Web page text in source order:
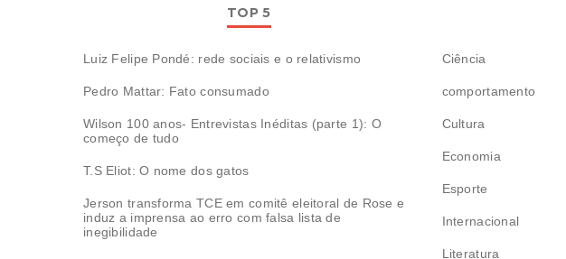
TOP 5
Luiz Felipe Pondé: rede sociais e o relativismo
Pedro Mattar: Fato consumado
Wilson 100 anos- Entrevistas Inéditas (parte 1): O
começo de tudo
T.S Eliot: O nome dos gatos
Jerson transforma TCE em comitê eleitoral de Rose e
induz a imprensa ao erro com falsa lista de
inegibilidade
Ciência
comportamento
Cultura
Economia
Esporte
Internacional
Literatura